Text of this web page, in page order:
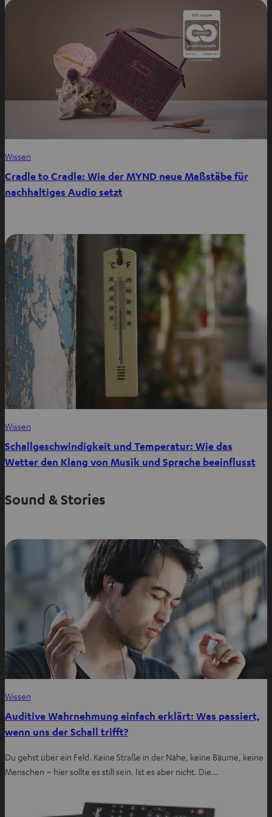
Wissen
Cradle to Cradle: Wie der MYND neue Maßstäbe für
nachhaltiges Audio setzt
Wissen
Schallgeschwindigkeit und Temperatur: Wie das
Wetter den Klang von Musik und Sprache beeinflusst
Sound & Stories
Wissen
Auditive Wahrnehmung einfach erklärt: Was passiert,
wenn uns der Schall trifft?
Du gehst über ein Feld. Keine Straße in der Nähe, keine Bäume, keine
Menschen – hier sollte es still sein. Ist es aber nicht. Die…